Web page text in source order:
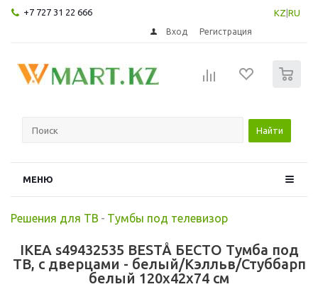
+7 727 31 22 666 KZ RU
Вход Регистрация
Найти
МЕНЮ
Решения для ТВ - Тумбы под телевизор
IKEA s49432535 BESTÅ БЕСТО Тумба под
ТВ, с дверцами - белый/Кэлльв/Стуббарп
белый 120x42x74 см